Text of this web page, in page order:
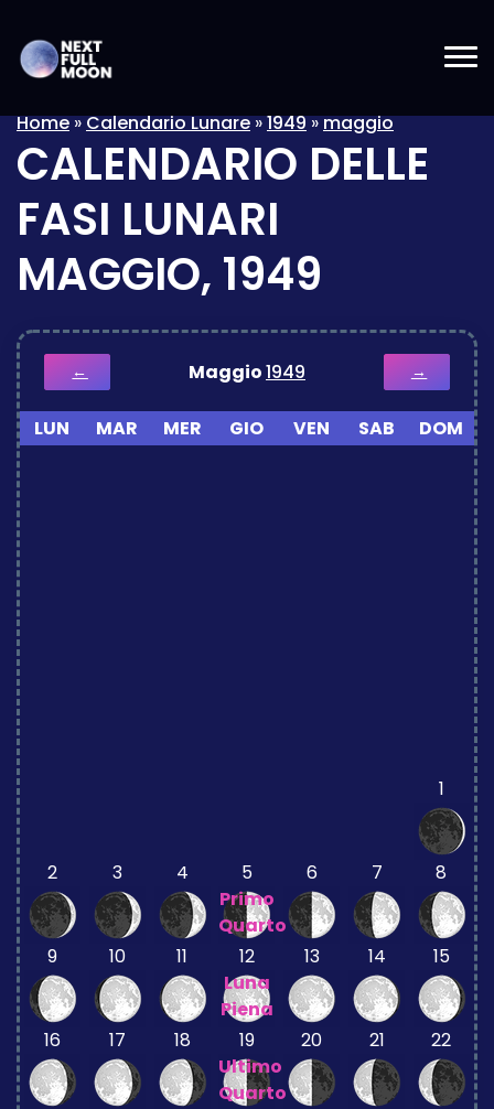
Home»Calendario Lunare»1949»maggio
CALENDARIO DELLE
FASI LUNARI
MAGGIO, 1949
← Maggio1949 →
LUN MAR MER GIO VEN SAB DOM
1
2 3 4
5
Primo
Quarto
6 7 8
9 10 11
12
Luna
Piena
13 14 15
16 17 18
19
Ultimo
Quarto
20 21 22